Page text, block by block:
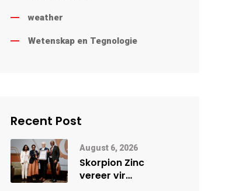
weather
Wetenskap en Tegnologie
Recent Post
August 6, 2026
Skorpion Zinc
vereer vir